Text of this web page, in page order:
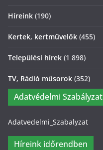
Híreink (190)
Kertek, kertművelők (455)
Települési hírek (1 898)
TV, Rádió műsorok (352)
Adatvédelmi Szabályzat
Adatvedelmi_Szabalyzat
Híreink időrendben